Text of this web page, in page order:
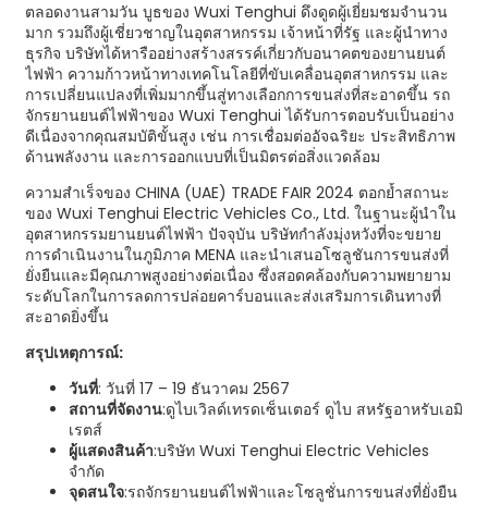
ตลอดงานสามวัน บูธของ Wuxi Tenghui ดึงดูดผู้เยี่ยมชมจำนวน
มาก รวมถึงผู้เชี่ยวชาญในอุตสาหกรรม เจ้าหน้าที่รัฐ และผู้นำทาง
ธุรกิจ บริษัทได้หารืออย่างสร้างสรรค์เกี่ยวกับอนาคตของยานยนต์
ไฟฟ้า ความก้าวหน้าทางเทคโนโลยีที่ขับเคลื่อนอุตสาหกรรม และ
การเปลี่ยนแปลงที่เพิ่มมากขึ้นสู่ทางเลือกการขนส่งที่สะอาดขึ้น รถ
จักรยานยนต์ไฟฟ้าของ Wuxi Tenghui ได้รับการตอบรับเป็นอย่าง
ดีเนื่องจากคุณสมบัติขั้นสูง เช่น การเชื่อมต่ออัจฉริยะ ประสิทธิภาพ
ด้านพลังงาน และการออกแบบที่เป็นมิตรต่อสิ่งแวดล้อม
ความสำเร็จของ CHINA (UAE) TRADE FAIR 2024 ตอกย้ำสถานะ
ของ Wuxi Tenghui Electric Vehicles Co., Ltd. ในฐานะผู้นำใน
อุตสาหกรรมยานยนต์ไฟฟ้า ปัจจุบัน บริษัทกำลังมุ่งหวังที่จะขยาย
การดำเนินงานในภูมิภาค MENA และนำเสนอโซลูชันการขนส่งที่
ยั่งยืนและมีคุณภาพสูงอย่างต่อเนื่อง ซึ่งสอดคล้องกับความพยายาม
ระดับโลกในการลดการปล่อยคาร์บอนและส่งเสริมการเดินทางที่
สะอาดยิ่งขึ้น
สรุปเหตุการณ์:
วันที่: วันที่ 17 – 19 ธันวาคม 2567
สถานที่จัดงาน:ดูไบเวิลด์เทรดเซ็นเตอร์ ดูไบ สหรัฐอาหรับเอมิ
เรตส์
ผู้แสดงสินค้า:บริษัท Wuxi Tenghui Electric Vehicles
จำกัด
จุดสนใจ:รถจักรยานยนต์ไฟฟ้าและโซลูชั่นการขนส่งที่ยั่งยืน